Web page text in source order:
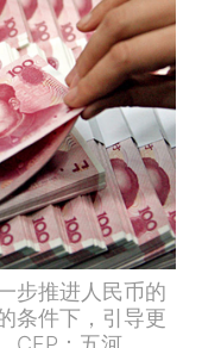
步推进人民币的
条件下，引导更